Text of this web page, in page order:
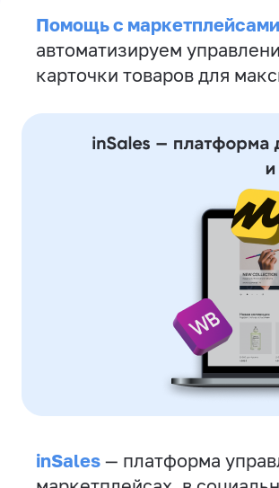
Помощь с маркетплейсами
автоматизируем
карточки товаров для
inSales — платформа